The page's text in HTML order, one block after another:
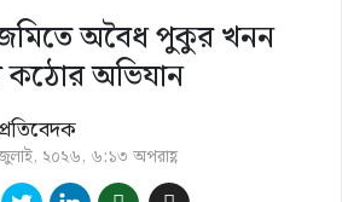
অবৈধ পুকুর খনন
কঠোর অভিযান
২০২৬, ৬:১৩ অপরাহ্ণ